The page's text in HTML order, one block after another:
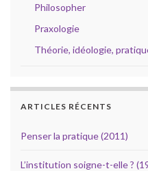
Philosopher
Praxologie
Théorie, idéologie,
ARTICLES RÉCENTS
Penser la pratique (2011)
L’institution soigne-t-elle ?